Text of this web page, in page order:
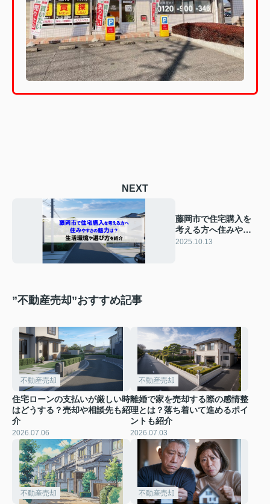
NEXT
藤岡市で住宅購入を
考える方へ住みやす
さの魅力は？生活環
2025.10.13
”不動産売却”おすすめ記事
不動産売却
住宅ローンの支払いが厳しい時
はどうする？売却や相談先も紹
介
2026.07.06
不動産売却
離婚で家を売却する際の感情整
理とは？落ち着いて進めるポイ
ントも紹介
2026.07.03
不動産売却 不動産売却